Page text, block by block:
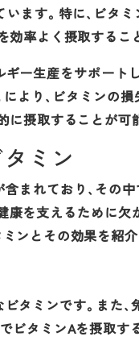
ます。特に、ビタ
効率よく摂取するこ
ギー生産をサポート
より、ビタミンの
に摂取することが可
ミン
まれており、その
康を支えるために欠
ンとその効果を紹介
タミンです。また
タミンAを摂取す